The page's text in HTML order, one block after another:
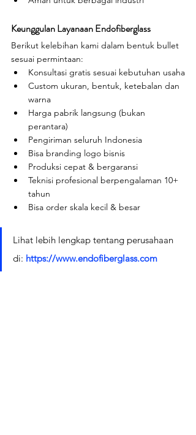
Keunggulan Layanaan Endofiberglass
Berikut kelebihan kami dalam bentuk bullet
sesuai permintaan:
Konsultasi gratis sesuai kebutuhan usaha
Custom ukuran, bentuk, ketebalan dan
warna
Harga pabrik langsung (bukan
perantara)
Pengiriman seluruh Indonesia
Bisa branding logo bisnis
Produksi cepat & bergaransi
Teknisi profesional berpengalaman 10+
tahun
Bisa order skala kecil & besar
Lihat lebih lengkap tentang perusahaan
di: https://www.endofiberglass.com